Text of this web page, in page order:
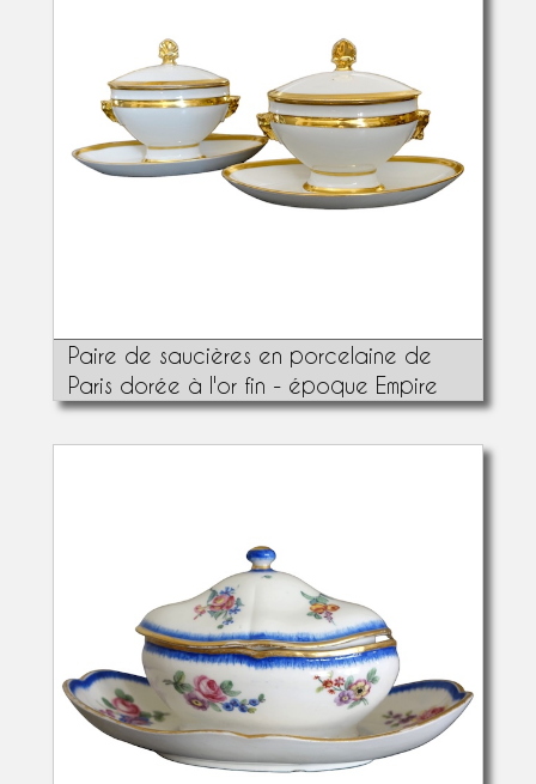
Paire de saucières en porcelaine de
Paris dorée à l'or fin - époque Empire